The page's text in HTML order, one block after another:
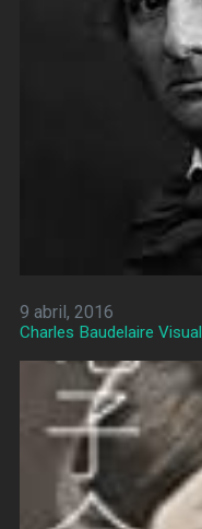
9 abril, 2016
Charles Baudelaire Visual